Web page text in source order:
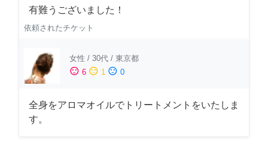
有難うございました！
依頼されたチケット
女性 / 30代 / 東京都
sentiment_satisfied 6 sentiment_neutral 1 sentiment_dissatisfied 0
全身をアロマオイルでトリートメントをいたしま
す。